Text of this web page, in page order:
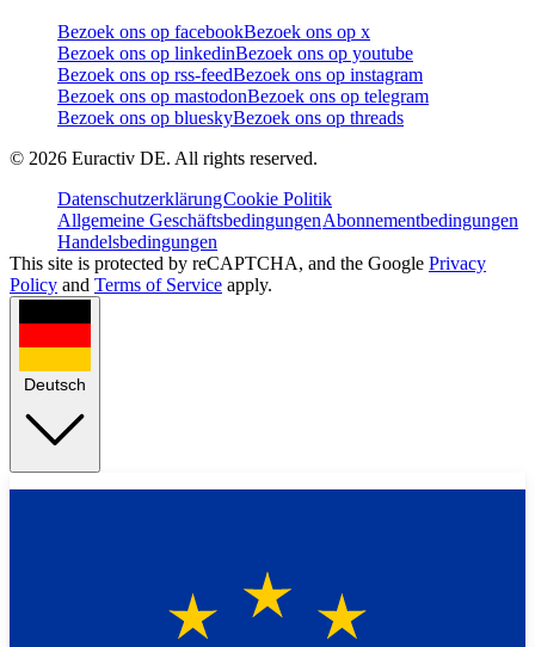
Bezoek ons op facebookBezoek ons op x
Bezoek ons op linkedinBezoek ons op youtube
Bezoek ons op rss-feedBezoek ons op instagram
Bezoek ons op mastodonBezoek ons op telegram
Bezoek ons op blueskyBezoek ons op threads
© 2026 Euractiv DE. All rights reserved.
DatenschutzerklärungCookie Politik
Allgemeine GeschäftsbedingungenAbonnementbedingungen
Handelsbedingungen
This site is protected by reCAPTCHA, and the Google Privacy
Policy and Terms of Service apply.
Deutsch